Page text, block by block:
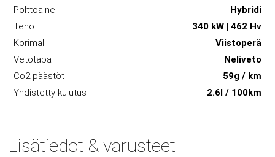
Polttoaine
Hybridi
Teho
340 kW | 462 Hv
Korimalli
Viistoperä
Vetotapa
Neliveto
Co2 päästöt
59g / km
Yhdistetty kulutus
2.6l / 100km
Lisätiedot & varusteet